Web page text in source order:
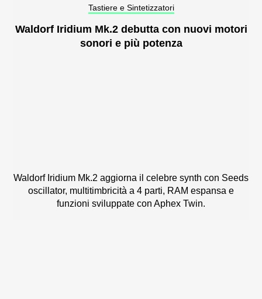
Tastiere e Sintetizzatori
Waldorf Iridium Mk.2 debutta con nuovi motori
sonori e più potenza
Waldorf Iridium Mk.2 aggiorna il celebre synth con Seeds
oscillator, multitimbricità a 4 parti, RAM espansa e
funzioni sviluppate con Aphex Twin.